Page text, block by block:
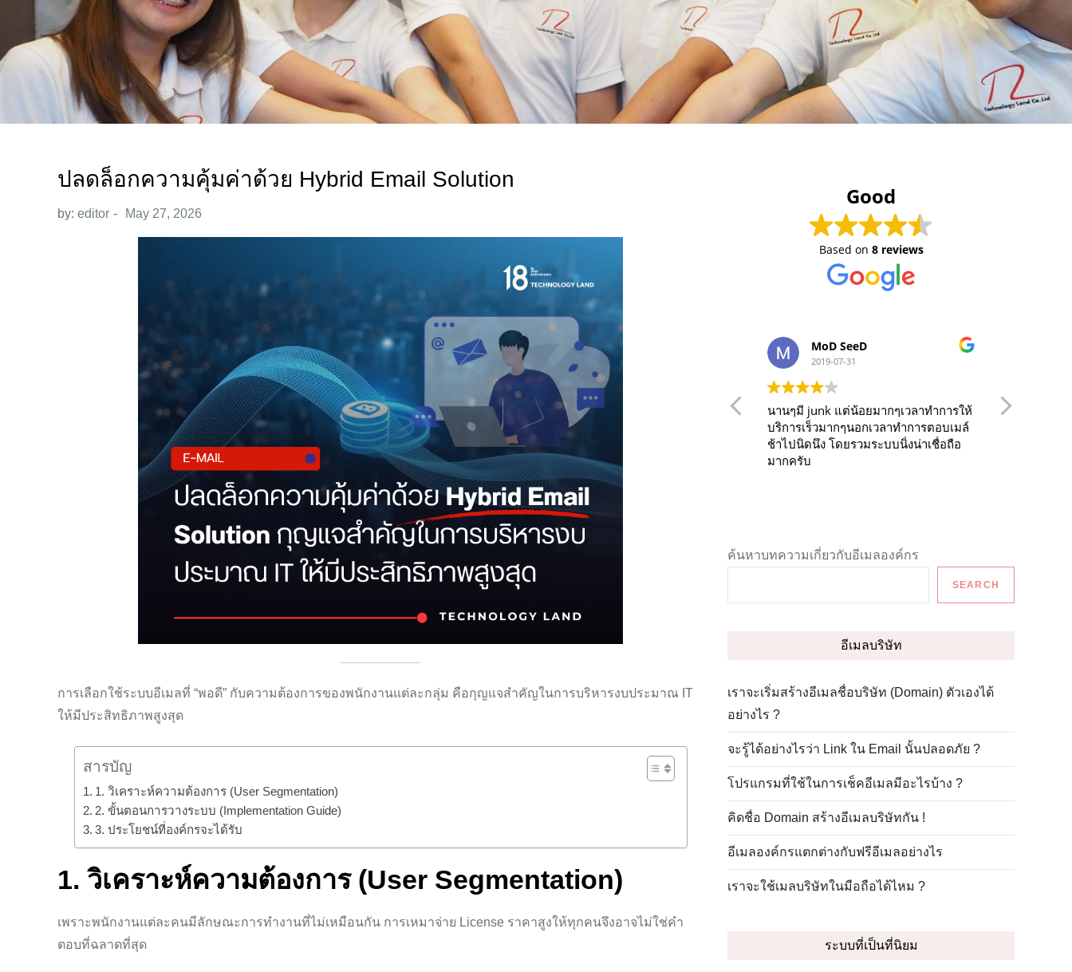
ปลดล็อกความคุ้มค่าด้วย Hybrid Email Solution
by: editor
การเลือกใช้ระบบอีเมลที่ “พอดี” กับความต้องการของพนักงานแต่ละกลุ่ม คือกุญแจสำคัญในการบริหารงบประมาณ IT
ให้มีประสิทธิภาพสูงสุด
สารบัญ
1. วิเคราะห์ความต้องการ (User Segmentation)
2. ขั้นตอนการวางระบบ (Implementation Guide)
3. ประโยชน์ที่องค์กรจะได้รับ
1. วิเคราะห์ความต้องการ (User Segmentation)
เพราะพนักงานแต่ละคนมีลักษณะการทำงานที่ไม่เหมือนกัน การเหมาจ่าย License ราคาสูงให้ทุกคนจึงอาจไม่ใช่คำ
ตอบที่ฉลาดที่สุด
Good
Based on 8 reviews
MoD SeeD
2019-07-31
นานๆมี junk แต่น้อยมากๆเวลาทำการให้
บริการเร็วมากๆนอกเวลาทำการตอบเมล์
ช้าไปนิดนึง โดยรวมระบบนิ่งน่าเชื่อถือ
มากครับ
ค้นหาบทความเกี่ยวกับอีเมลองค์กร
SEARCH
อีเมลบริษัท
เราจะเริ่มสร้างอีเมลชื่อบริษัท (Domain) ตัวเองได้
อย่างไร ?
จะรู้ได้อย่างไรว่า Link ใน Email นั้นปลอดภัย ?
โปรแกรมที่ใช้ในการเช็คอีเมลมีอะไรบ้าง ?
คิดชื่อ Domain สร้างอีเมลบริษัทกัน !
อีเมลองค์กรแตกต่างกับฟรีอีเมลอย่างไร
เราจะใช้เมลบริษัทในมือถือได้ไหม ?
ระบบที่เป็นที่นิยม